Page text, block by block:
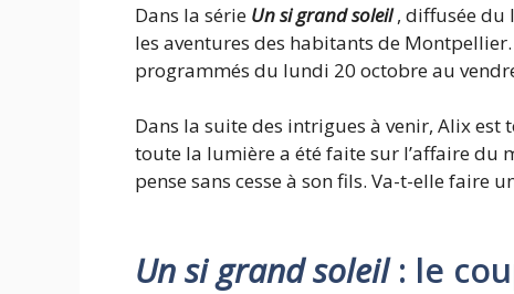
Dans la série Un si grand soleil , diffusée du
les aventures des habitants de Montpellier.
programmés du lundi 20 octobre au
Dans la suite des intrigues à venir, Alix
toute la lumière a été faite sur l’affaire du
pense sans cesse à son fils. Va-t-elle faire
Un si grand soleil: le